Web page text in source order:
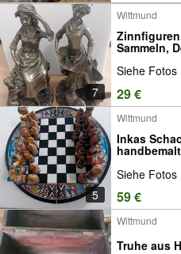
7
Wittmund
Sammeln,
Siehe Fotos
29 €
5
Wittmund
Inkas
Siehe Fotos
59 €
Wittmund
Truhe aus